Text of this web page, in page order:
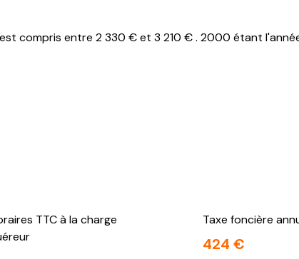
compris entre 2 330 € et 3 210 € . 2000 étant
TTC à la charge
Taxe foncière
424 €